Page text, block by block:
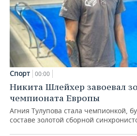
Спорт 00:00
Никита Шлейхер завоевал
чемпионата Европы
Агния Тулупова стала чемпионкой,
составе золотой сборной